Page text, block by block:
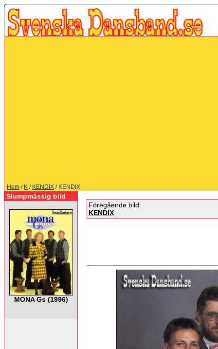
Hem / K / KENDIX / KENDIX
Slumpmässig bild
MONA Gs (1996)
Föregående bild:
KENDIX